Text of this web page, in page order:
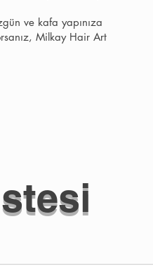
ve kafa yapınıza
Milkay Hair Art